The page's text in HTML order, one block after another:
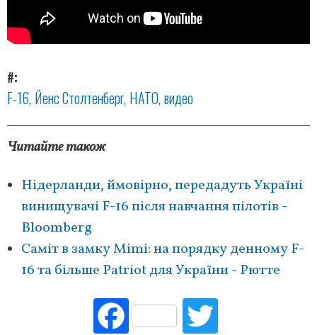
#
F-16 Йенс Столтенберг НАТО видео
Читайте також
Нідерланди, ймовірно, передадуть Україні
винищувачі F-16 після навчання пілотів -
Bloomberg
Саміт в замку Mimi: на порядку денному F-
16 та більше Patriot для України - Рютте
Fac